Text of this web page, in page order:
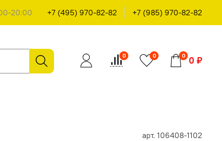
20:00 +7 (495) 970-82-82 +7 (985) 970-82-82
0 0 0 0 ₽
арт. 106408-1102